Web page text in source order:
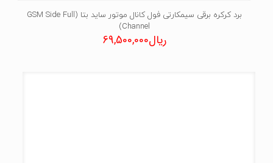
برد کرکره برقی سیمکارتی فول کانال موتور ساید بتا (GSM Side Full
Channel)
ریال69,500,000